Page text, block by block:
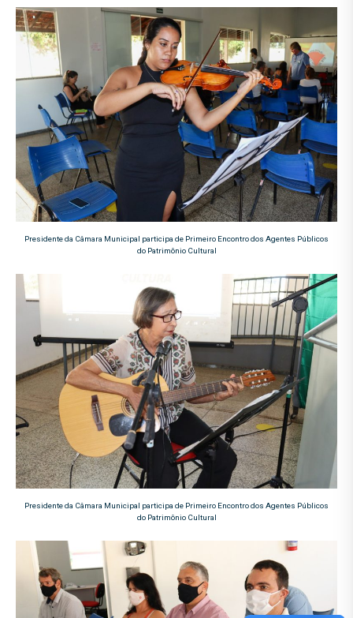
Presidente da Câmara Municipal participa de Primeiro Encontro dos Agentes Públicos
do Patrimônio Cultural
Presidente da Câmara Municipal participa de Primeiro Encontro dos Agentes Públicos
do Patrimônio Cultural